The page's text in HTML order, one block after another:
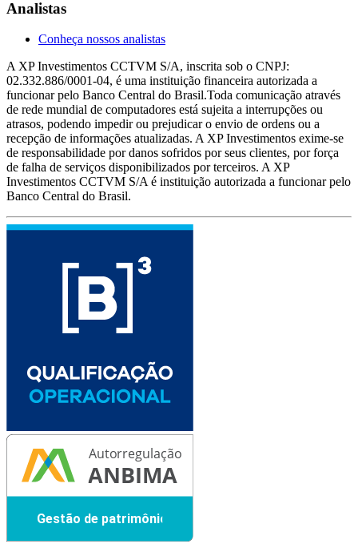
Analistas
Conheça nossos analistas
A XP Investimentos CCTVM S/A, inscrita sob o CNPJ:
02.332.886/0001-04, é uma instituição financeira autorizada a
funcionar pelo Banco Central do Brasil.Toda comunicação através
de rede mundial de computadores está sujeita a interrupções ou
atrasos, podendo impedir ou prejudicar o envio de ordens ou a
recepção de informações atualizadas. A XP Investimentos exime-se
de responsabilidade por danos sofridos por seus clientes, por força
de falha de serviços disponibilizados por terceiros. A XP
Investimentos CCTVM S/A é instituição autorizada a funcionar pelo
Banco Central do Brasil.